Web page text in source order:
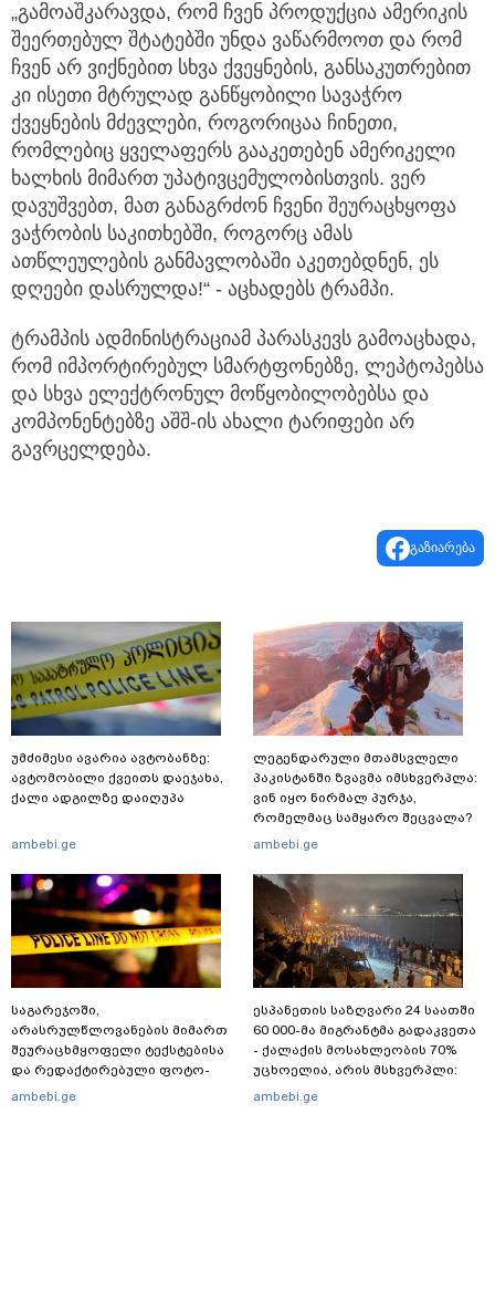
„გამოაშკარავდა, რომ ჩვენ პროდუქცია ამერიკის
შეერთებულ შტატებში უნდა ვაწარმოოთ და რომ
ჩვენ არ ვიქნებით სხვა ქვეყნების, განსაკუთრებით
კი ისეთი მტრულად განწყობილი სავაჭრო
ქვეყნების მძევლები, როგორიცაა ჩინეთი,
რომლებიც ყველაფერს გააკეთებენ ამერიკელი
ხალხის მიმართ უპატივცემულობისთვის. ვერ
დავუშვებთ, მათ განაგრძონ ჩვენი შეურაცხყოფა
ვაჭრობის საკითხებში, როგორც ამას
ათწლეულების განმავლობაში აკეთებდნენ, ეს
დღეები დასრულდა!“ - აცხადებს ტრამპი.
ტრამპის ადმინისტრაციამ პარასკევს გამოაცხადა,
რომ იმპორტირებულ სმარტფონებზე, ლეპტოპებსა
და სხვა ელექტრონულ მოწყობილობებსა და
კომპონენტებზე აშშ-ის ახალი ტარიფები არ
გავრცელდება.
გაზიარება
უმძიმესი ავარია ავტობანზე:
ავტომობილი ქვეითს დაეჯახა,
ქალი ადგილზე დაიღუპა
ambebi.ge
საგარეჯოში,
არასრულწლოვანების მიმართ
შეურაცხმყოფელი ტექსტებისა
და რედაქტირებული ფოტო-
ვიდეომასალის გავრცელების
ambebi.ge
ლეგენდარული მთამსვლელი
პაკისტანში ზვავმა იმსხვერპლა:
ვინ იყო ნირმალ პურჯა,
რომელმაც სამყარო შეცვალა?
ambebi.ge
ესპანეთის საზღვარი 24 საათში
60 000-მა მიგრანტმა გადაკვეთა
- ქალაქის მოსახლეობის 70%
უცხოელია, არის მსხვერპლი:
ბოლო ცნობები სეუტადან,
ambebi.ge